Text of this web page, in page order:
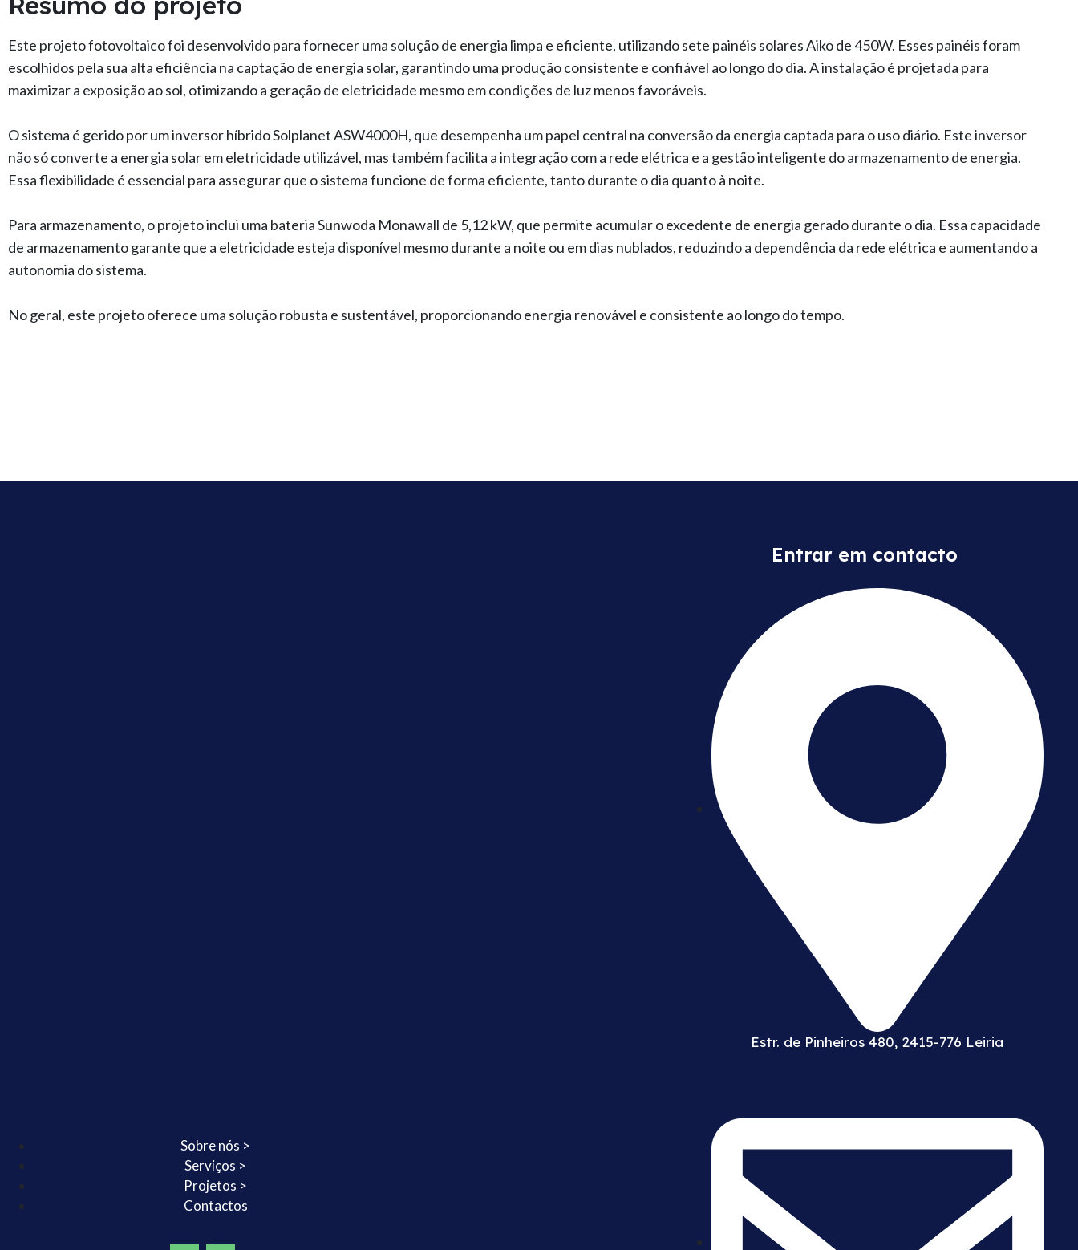
Este projeto fotovoltaico foi desenvolvido para fornecer uma solução de energia limpa e eficiente, utilizando sete painéis solares Aiko de 450W. Esses painéis foram
escolhidos pela sua alta eficiência na captação de energia solar, garantindo uma produção consistente e confiável ao longo do dia. A instalação é projetada para
maximizar a exposição ao sol, otimizando a geração de eletricidade mesmo em condições de luz menos favoráveis.
O sistema é gerido por um inversor híbrido Solplanet ASW4000H, que desempenha um papel central na conversão da energia captada para o uso diário. Este inversor
não só converte a energia solar em eletricidade utilizável, mas também facilita a integração com a rede elétrica e a gestão inteligente do armazenamento de energia.
Essa flexibilidade é essencial para assegurar que o sistema funcione de forma eficiente, tanto durante o dia quanto à noite.
Para armazenamento, o projeto inclui uma bateria Sunwoda Monawall de 5,12 kW, que permite acumular o excedente de energia gerado durante o dia. Essa capacidade
de armazenamento garante que a eletricidade esteja disponível mesmo durante a noite ou em dias nublados, reduzindo a dependência da rede elétrica e aumentando a
autonomia do sistema.
No geral, este projeto oferece uma solução robusta e sustentável, proporcionando energia renovável e consistente ao longo do tempo.
Sobre nós >
Serviços >
Projetos >
Contactos
Entrar em contacto
Estr. de Pinheiros 480, 2415-776 Leiria